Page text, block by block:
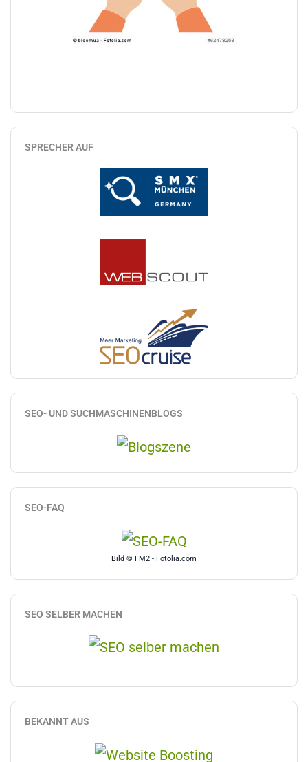
SPRECHER AUF
SEO- UND SUCHMASCHINENBLOGS
SEO-FAQ
Bild © FM2 - Fotolia.com
SEO SELBER MACHEN
BEKANNT AUS